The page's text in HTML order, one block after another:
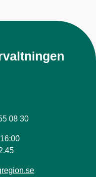
08 30